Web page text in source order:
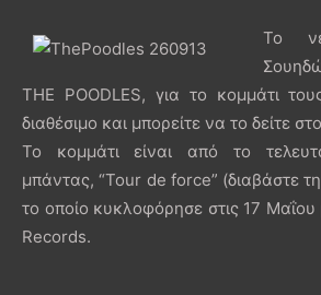
Το
THE POODLES, για το κομμάτι
διαθέσιμο και μπορείτε να το δείτε
Το κομμάτι είναι από το
μπάντας, “Tour de force” (διαβάστε
το οποίο κυκλοφόρησε στις 17
Records.